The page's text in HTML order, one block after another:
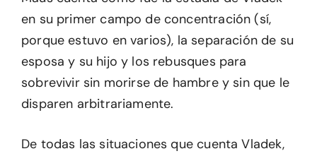
en su primer campo de concentración (sí,
porque estuvo en varios), la separación de su
esposa y su hijo y los rebusques para
sobrevivir sin morirse de hambre y sin que le
disparen arbitrariamente.
De todas las situaciones que cuenta Vladek,